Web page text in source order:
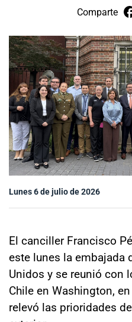
Política Exterior
Embajadas y consulados
Servicios ciudadanos
Subsecretaría de
Internacionales
Sala de prensa
modo claro
Comparte
Lunes 6 de julio de 2026
El canciller Francisco
este lunes la embajada
Unidos y se reunió con
Chile en Washington,
relevó las prioridades